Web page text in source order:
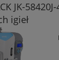
JK-
igieł